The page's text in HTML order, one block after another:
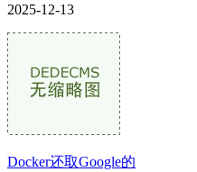
2025-12-13
Docker还取Google的